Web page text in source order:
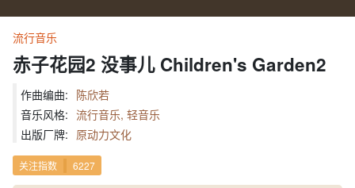
流行音乐
赤子花园2 没事儿 Children's Garden2
作曲编曲: 陈欣若
音乐风格: 流行音乐, 轻音乐
出版厂牌: 原动力文化
关注指数 6227